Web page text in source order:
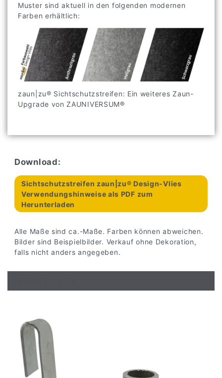
Muster sind aktuell in den folgenden modernen
Farben erhältlich:
zaun|zu® Sichtschutzstreifen: Ein weiteres Zaun-
Upgrade von ZAUNIVERSUM®
Download:
Sichtschutzstreifen zaun|zu® Design-Vlies
Verwendungshinweise als PDF zum
Herunterladen
Alle Maße sind ca.-Maße. Farben können abweichen.
Bilder sind Beispielbilder. Verkauf ohne Dekoration,
falls nicht anders angegeben.